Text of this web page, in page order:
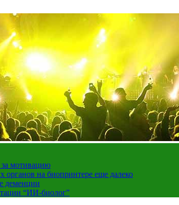
мотивацию
органов на биопринтере еще далеко
деменции
“ИИ-биолог”